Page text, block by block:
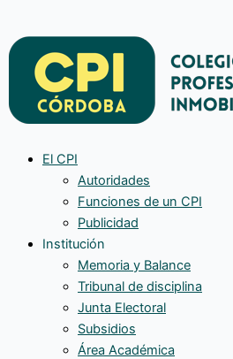
El CPI
Autoridades
Funciones de un CPI
Publicidad
Institución
Memoria y Balance
Tribunal de disciplina
Junta Electoral
Subsidios
Área Académica